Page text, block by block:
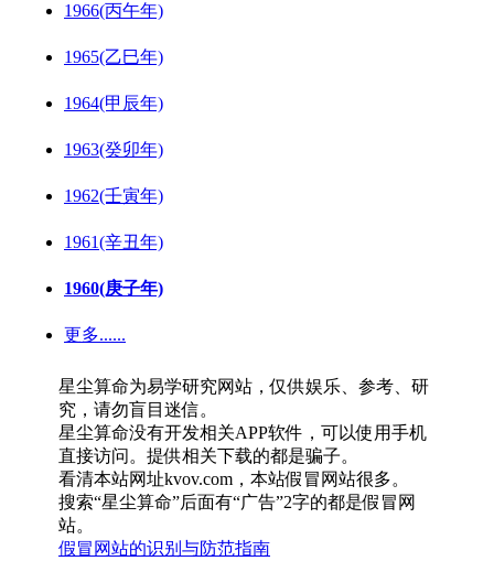
1966(丙午年)
1965(乙巳年)
1964(甲辰年)
1963(癸卯年)
1962(壬寅年)
1961(辛丑年)
1960(庚子年)
更多......
星尘算命为易学研究网站，仅供娱乐、参考、研
究，请勿盲目迷信。
星尘算命没有开发相关APP软件，可以使用手机
直接访问。提供相关下载的都是骗子。
看清本站网址kvov.com，本站假冒网站很多。
搜索“星尘算命”后面有“广告”2字的都是假冒网
站。
假冒网站的识别与防范指南